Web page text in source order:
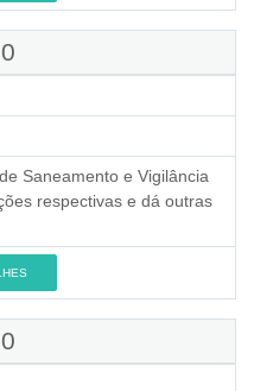
Saneamento e Vigilância
respectivas e dá outras